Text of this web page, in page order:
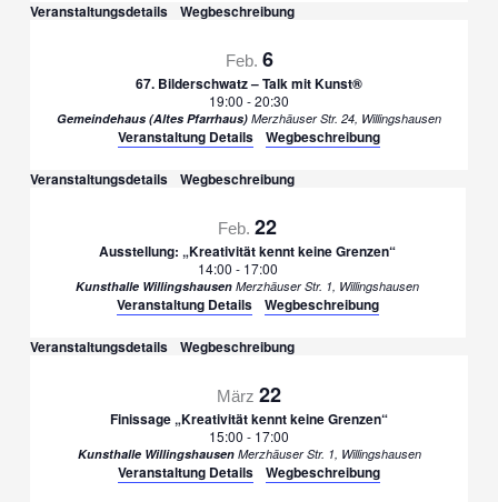
Veranstaltungsdetails Wegbeschreibung
Feb. 6
67. Bilderschwatz – Talk mit Kunst®
19:00 -20:30
Gemeindehaus (Altes Pfarrhaus) Merzhäuser Str. 24, Willingshausen
Veranstaltung Details Wegbeschreibung
Veranstaltungsdetails Wegbeschreibung
Feb.22
Ausstellung: „Kreativität kennt keine Grenzen“
14:00- 17:00
Kunsthalle Willingshausen Merzhäuser Str. 1, Willingshausen
Veranstaltung Details Wegbeschreibung
Veranstaltungsdetails Wegbeschreibung
März 22
Finissage „Kreativität kennt keine Grenzen“
15:00 - 17:00
Kunsthalle Willingshausen Merzhäuser Str. 1, Willingshausen
Veranstaltung Details Wegbeschreibung